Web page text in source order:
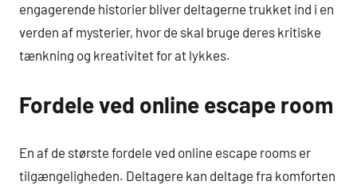
engagerende historier bliver deltagerne trukket ind i en
verden af mysterier, hvor de skal bruge deres kritiske
tænkning og kreativitet for at lykkes.
Fordele ved online escape room
En af de største fordele ved online escape rooms er
tilgængeligheden. Deltagere kan deltage fra komforten